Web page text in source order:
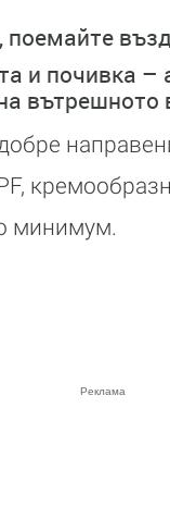
поемайте
и почивка –
вътрешното
минимум.